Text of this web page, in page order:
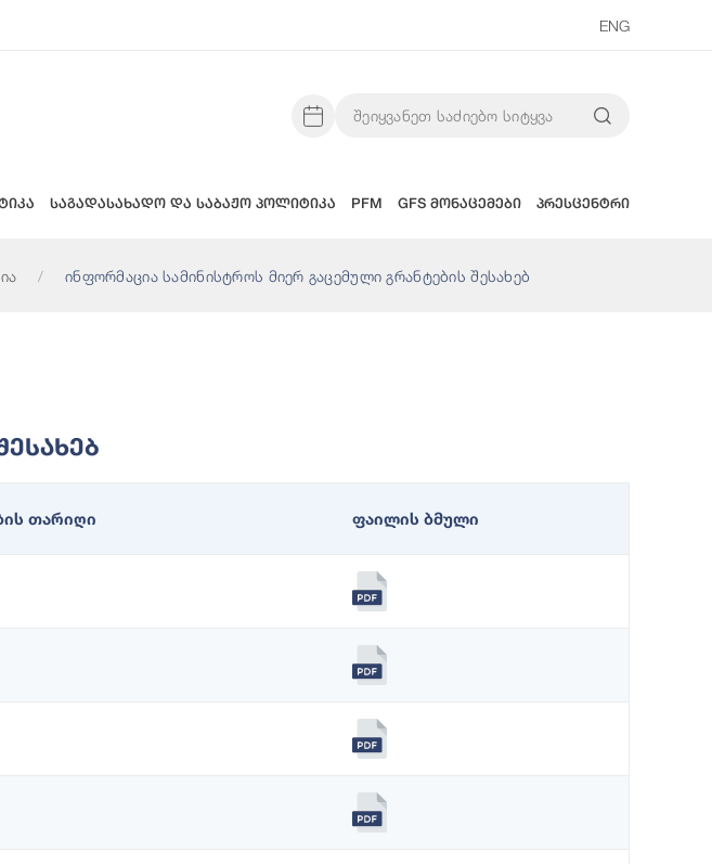
ENG
საგადასახადო და საბაჟო პოლიტიკა PFM GFS მონაცემები პრესცენტრი
ინფორმაცია სამინისტროს მიერ გაცემული გრანტების შესახებ
თარიღი ფაილის ბმული